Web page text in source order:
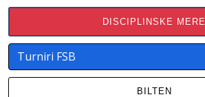
DISCIPLINSKE MERE
BILTEN